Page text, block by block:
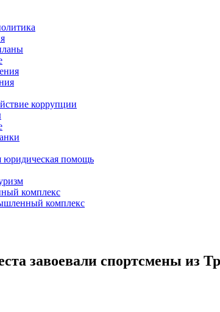
коррупции
юридическая помощь
комплекс
комплекс
завоевали спортсмены из